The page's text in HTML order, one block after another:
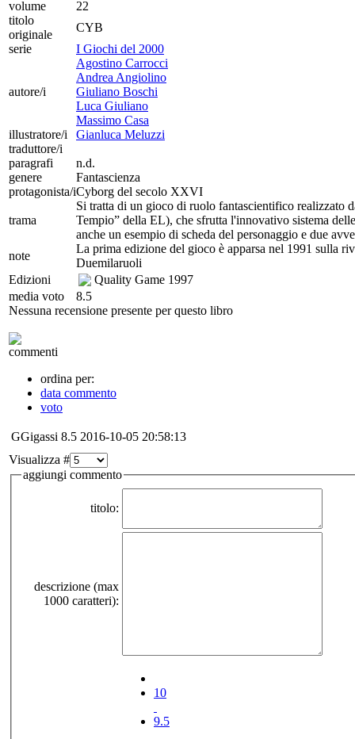
volume
22
titolo
originale
CYB
serie
I Giochi del 2000
autore/i
Agostino Carrocci
Andrea Angiolino
Giuliano Boschi
Luca Giuliano
Massimo Casa
illustratore/i
Gianluca Meluzzi
traduttore/i
paragrafi
n.d.
genere
Fantascienza
protagonista/iCyborg del secolo XXVI
trama
Si tratta di un gioco di ruolo fantascientifico realizzato
Tempio” della EL), che sfrutta l'innovativo sistema
anche un esempio di scheda del personaggio e due
note
La prima edizione del gioco è apparsa nel 1991 sulla
Duemilaruoli
Edizioni
Quality Game 1997
media voto
8.5
Nessuna recensione presente per questo libro
commenti
ordina per:
data commento
voto
GGigassi 8.5 2016-10-05 20:58:13
Visualizza #
aggiungi commento
titolo:
descrizione (max
1000 caratteri):
10
9.5